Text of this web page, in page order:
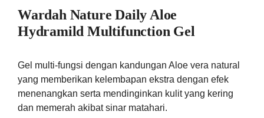
Wardah Nature Daily Aloe
Hydramild Multifunction Gel
Gel multi-fungsi dengan kandungan Aloe vera natural
yang memberikan kelembapan ekstra dengan efek
menenangkan serta mendinginkan kulit yang kering
dan memerah akibat sinar matahari.